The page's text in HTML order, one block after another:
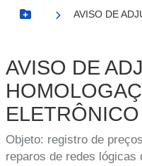
Botão Menu
AVISO DE
AVISO DE
Objeto: registro de
reparos de redes lógicas